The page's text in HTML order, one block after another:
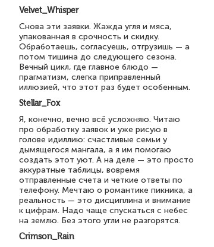
Velvet_Whisper
Снова эти заявки. Жажда угля и мяса,
упакованная в срочность и скидку.
Обработаешь, согласуешь, отгрузишь — а
потом тишина до следующего сезона.
Вечный цикл, где главное блюдо —
прагматизм, слегка приправленный
иллюзией, что этот раз будет особенным.
Stellar_Fox
Я, конечно, вечно всё усложняю. Читаю
про обработку заявок и уже рисую в
голове идиллию: счастливые семьи у
дымящегося мангала, а я им помогаю
создать этот уют. А на деле — это просто
аккуратные таблицы, вовремя
отправленные счета и четкие ответы по
телефону. Мечтаю о романтике пикника, а
реальность — это дисциплина и внимание
к цифрам. Надо чаще спускаться с небес
на землю. Без этого угли не разгорятся.
Crimson_Rain